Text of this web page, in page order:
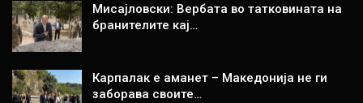
Мисајловски: Вербата во татковината на
бранителите кај…
Карпалак е аманет – Македонија не ги
заборава своите…